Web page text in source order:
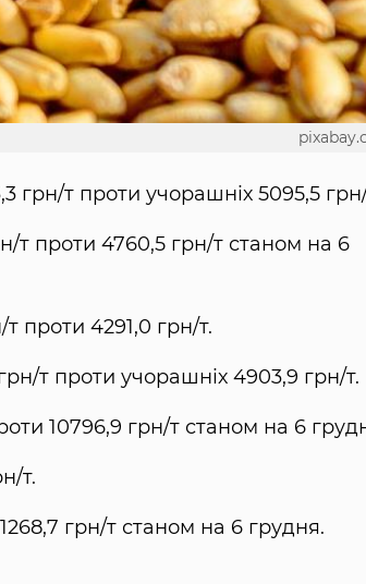
грн/т проти учорашніх 5095,5
т проти 4760,5 грн/т станом на 6
проти 4291,0 грн/т.
т проти учорашніх 4903,9 грн/т.
10796,9 грн/т станом на 6
т.
грн/т станом на 6 грудня.